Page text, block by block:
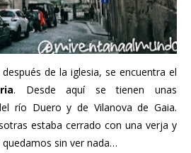
de la iglesia, se encuentra el
. Desde aquí se tienen unas
río Duero y de Vilanova de Gaia.
estaba cerrado con una verja y
sin ver nada…